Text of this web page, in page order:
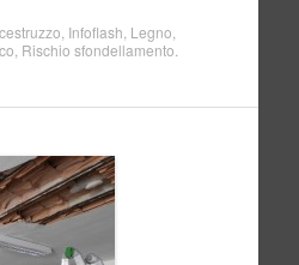
Infoflash Legno
Rischio sfondellamento